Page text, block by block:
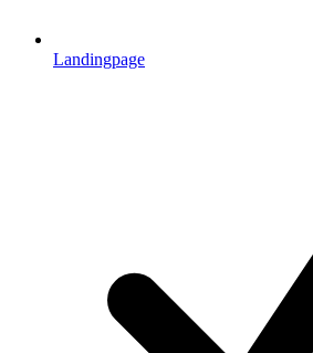
Landingpage